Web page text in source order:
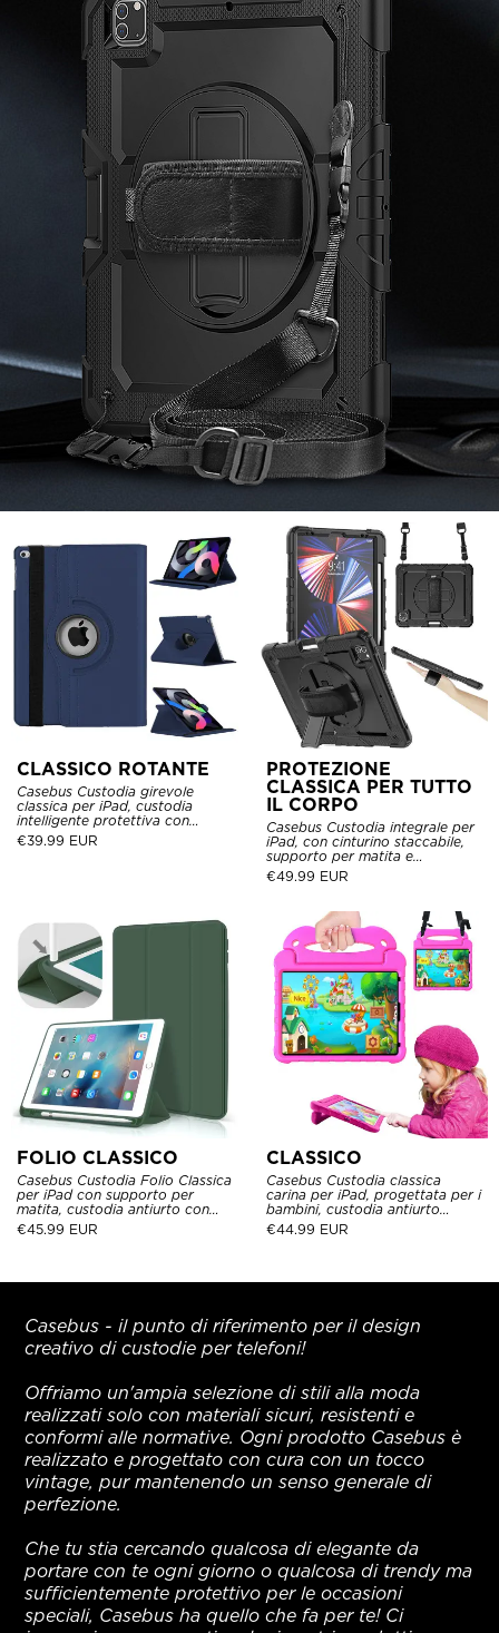
CLASSICO ROTANTE
Casebus Custodia girevole
classica per iPad, custodia
intelligente protettiva con
supporto in pelle flip a 360°,
con funzione di sonno/veglia.
€39.99 EUR
PROTEZIONE
CLASSICA PER TUTTO
IL CORPO
Casebus Custodia integrale per
iPad, con cinturino staccabile,
supporto per matita e
protezione dello schermo
integrata 360 cinturino girevole
€49.99 EUR
FOLIO CLASSICO
Casebus Custodia Folio Classica
per iPad con supporto per
matita, custodia antiurto con
supporto posteriore in silicone
morbido per dormire e
€45.99 EUR
CLASSICO
Casebus Custodia classica
carina per iPad, progettata per i
bambini, custodia antiurto
convertibile con maniglia e
supporto per la custodia
€44.99 EUR
Casebus - il punto di riferimento per il design
creativo di custodie per telefoni!
Offriamo un'ampia selezione di stili alla moda
realizzati solo con materiali sicuri, resistenti e
conformi alle normative. Ogni prodotto Casebus è
realizzato e progettato con cura con un tocco
vintage, pur mantenendo un senso generale di
perfezione.
Che tu stia cercando qualcosa di elegante da
portare con te ogni giorno o qualcosa di trendy ma
sufficientemente protettivo per le occasioni
speciali, Casebus ha quello che fa per te! Ci